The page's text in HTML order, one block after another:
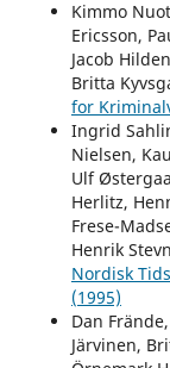
Kimmo
Ericsson,
Jacob
Britta
for
Ingrid
Nielsen,
Ulf
Herlitz,
Frese-
Henrik
Nordisk
(1995)
Dan
Järvinen,